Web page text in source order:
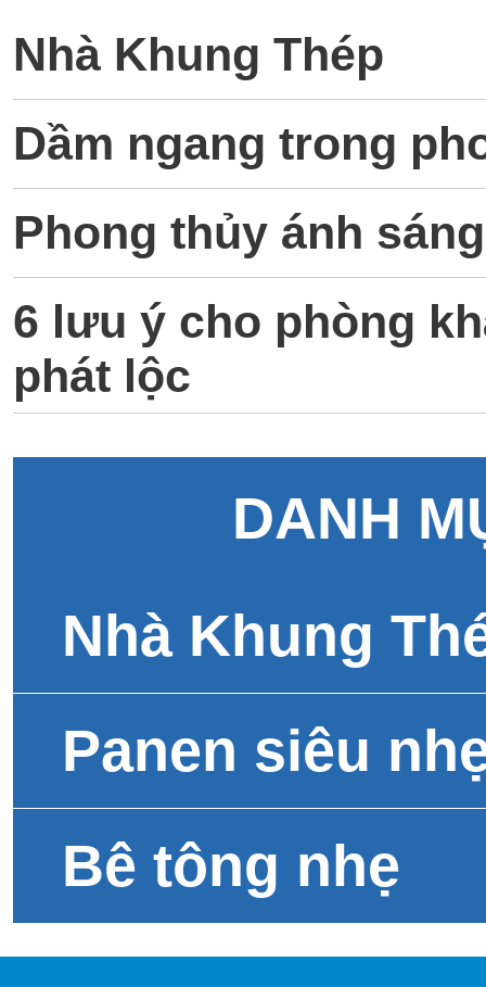
Nhà Khung Thép
Dầm ngang trong
Phong thủy ánh
6 lưu ý cho phòng
phát lộc
DANH
Nhà Khung
Panen siêu
Bê tông nhẹ